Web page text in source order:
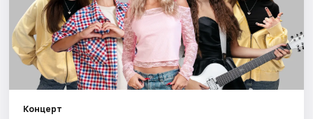
Города
Площадки
Концерт